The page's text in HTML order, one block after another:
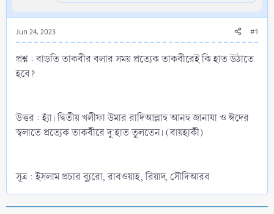
Jun 24, 2023 #1
প্রশ্ন : বাড়তি তাকবীর বলার সময় প্রত্যেক তাকবীরেই কি হাত উঠাতে
হবে?
উত্তর : হ্যাঁ। দ্বিতীয় খলীফা উমার রাদিআল্লাহু আনহু জানাযা ও ঈদের
স্বলাতে প্রত্যেক তাকবীরে দু'হাত তুলতেন। (বায়হাকী)
সূত্র : ইসলাম প্রচার ব্যুরো, রাবওয়াহ, রিয়াদ, সৌদিআরব